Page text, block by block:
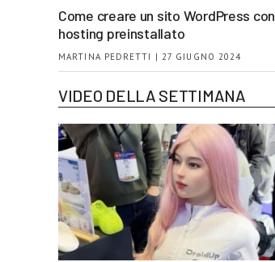
Come creare un sito WordPress con
hosting preinstallato
MARTINA PEDRETTI | 27 GIUGNO 2024
VIDEO DELLA SETTIMANA